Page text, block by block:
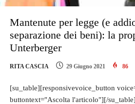
Mantenute per legge (e
separazione dei beni): la
Unterberger
RITA CASCIA 29 Giugno 2021 86
[su_table][responsivevoice_button
buttontext="Ascolta l'articolo"][/